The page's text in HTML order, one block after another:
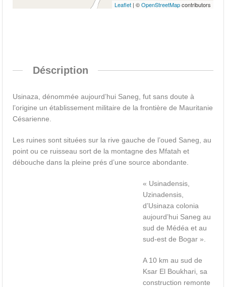
Leaflet| ©OpenStreetMapcontributors
Déscription
Usinaza, dénommée aujourd’hui Saneg, fut sans doute à
l’origine un établissement militaire de la frontière de Mauritanie
Césarienne.
Les ruines sont situées sur la rive gauche de l’oued Saneg, au
point ou ce ruisseau sort de la montagne des Mfatah et
débouche dans la pleine prés d’une source abondante.
« Usinadensis,
Uzinadensis,
d’Usinaza colonia
aujourd’hui Saneg au
sud de Médéa et au
sud-est de Bogar ».
A 10 km au sud de
Ksar El Boukhari, sa
construction remonte